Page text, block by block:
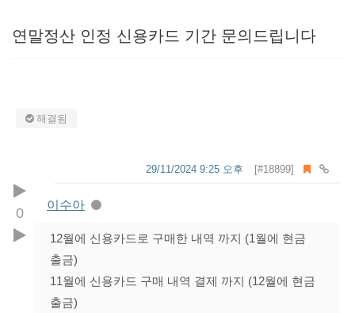
연말정산 인정 신용카드 기간 문의드립니다
해결됨
0
[#18899]
29/11/2024 9:25 오후
이수아
12월에 신용카드로 구매한 내역 까지 (1월에 현금
출금)
11월에 신용카드 구매 내역 결제 까지 (12월에 현금
출금)